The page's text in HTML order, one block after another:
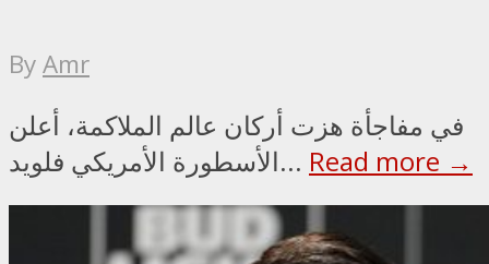
ByAmr
في مفاجأة هزت أركان عالم الملاكمة، أعلن
الأسطورة الأمريكي فلويد... Read more →